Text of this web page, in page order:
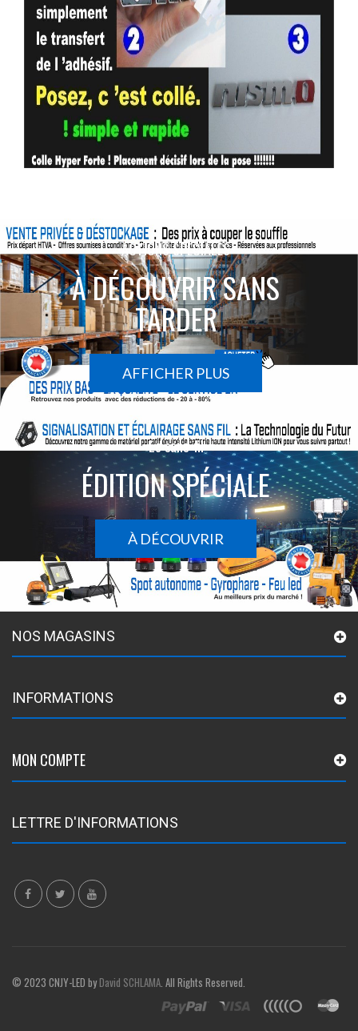
ACTIONS SPÉCIALES
À DÉCOUVRIR SANS
TARDER
AFFICHER PLUS
Le sans-fil
ÉDITION SPÉCIALE
À DÉCOUVRIR
NOS MAGASINS
INFORMATIONS
MON COMPTE
LETTRE D'INFORMATIONS
© 2023 CNJY-LED byDavid SCHLAMA. All Rights Reserved.